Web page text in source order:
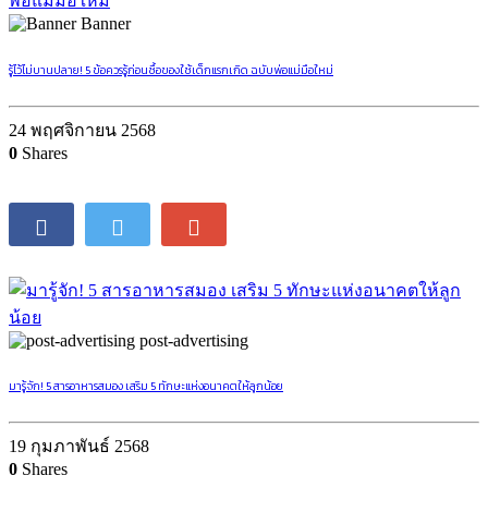
Banner
รู้ไว้ไม่บานปลาย! 5 ข้อควรรู้ก่อนซื้อของใช้เด็กแรกเกิด ฉบับพ่อแม่มือใหม่
24 พฤศจิกายน 2568
0 Shares
post-advertising
มารู้จัก! 5 สารอาหารสมอง เสริม 5 ทักษะแห่งอนาคตให้ลูกน้อย
19 กุมภาพันธ์ 2568
0 Shares